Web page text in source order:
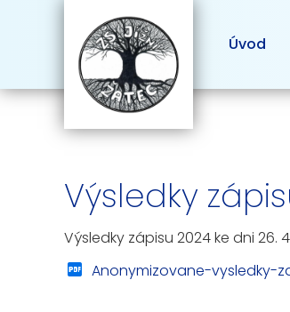
Úvod
Výsledky
Výsledky zápisu 2024 ke dni 26.
Anonymizovane-vysledky-